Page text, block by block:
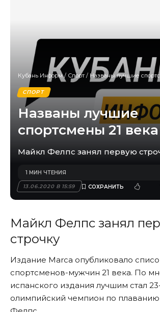
Кубань Информ/ Спорт / Названы лучшие
СПОРТ
Названы лучшие
спортсмены 21 века
Майкл Фелпс занял первую
13.06.2020 В 15:59
1 МИН ЧТЕНИЯ
Майкл Фелпс занял
строчку
Издание Marca опубликовало
спортсменов-мужчин 21 века. По
испанского издания лучшим стал
олимпийский чемпион по